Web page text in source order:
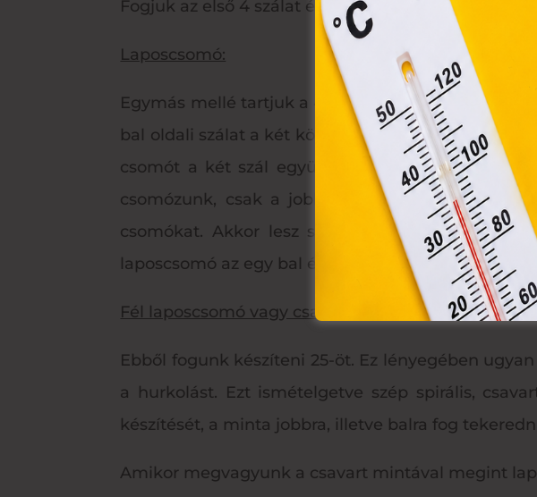
Fogjuk az első 4 szálat és azon kezdünk el
Laposcsomó:
Egymás mellé tartjuk a 4 szálat. A két középső
bal oldali szálat a két középső szál fölé helyezzük
csomót a két szál együttes meghúzásával
csomózunk, csak a jobb oldali szállal
csomókat. Akkor lesz szép, ha mindig ugyan
laposcsomó az egy bal és egy jobb oldali
Fél laposcsomó vagy csavartkötésnek,
Ebből fogunk készíteni 25-öt. Ez lényegében
a hurkolást. Ezt ismételgetve szép spirális,
készítését, a minta jobbra, illetve balra fog
Amikor megvagyunk a csavart mintával megint
eszközén történő